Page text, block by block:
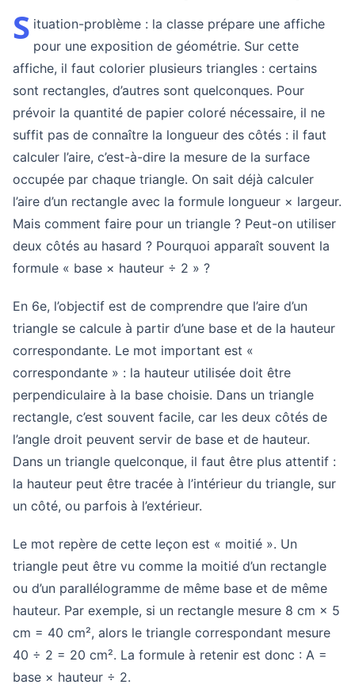
S ituation-problème : la classe prépare une affiche
pour une exposition de géométrie. Sur cette
affiche, il faut colorier plusieurs triangles : certains
sont rectangles, d’autres sont quelconques. Pour
prévoir la quantité de papier coloré nécessaire, il ne
suffit pas de connaître la longueur des côtés : il faut
calculer l’aire, c’est-à-dire la mesure de la surface
occupée par chaque triangle. On sait déjà calculer
l’aire d’un rectangle avec la formule longueur × largeur.
Mais comment faire pour un triangle ? Peut-on utiliser
deux côtés au hasard ? Pourquoi apparaît souvent la
formule « base × hauteur ÷ 2 » ?
En 6e, l’objectif est de comprendre que l’aire d’un
triangle se calcule à partir d’une base et de la hauteur
correspondante. Le mot important est «
correspondante » : la hauteur utilisée doit être
perpendiculaire à la base choisie. Dans un triangle
rectangle, c’est souvent facile, car les deux côtés de
l’angle droit peuvent servir de base et de hauteur.
Dans un triangle quelconque, il faut être plus attentif :
la hauteur peut être tracée à l’intérieur du triangle, sur
un côté, ou parfois à l’extérieur.
Le mot repère de cette leçon est « moitié ». Un
triangle peut être vu comme la moitié d’un rectangle
ou d’un parallélogramme de même base et de même
hauteur. Par exemple, si un rectangle mesure 8 cm × 5
cm = 40 cm², alors le triangle correspondant mesure
40 ÷ 2 = 20 cm². La formule à retenir est donc : A =
base × hauteur ÷ 2.